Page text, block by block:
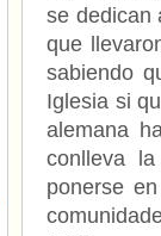
se dedican
que
sabiendo
Iglesia si
alemana
conlleva
ponerse